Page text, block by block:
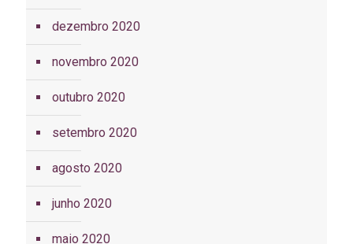
dezembro 2020
novembro 2020
outubro 2020
setembro 2020
agosto 2020
junho 2020
maio 2020